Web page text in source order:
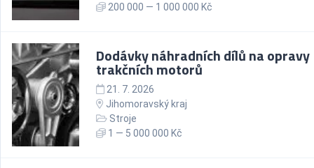
200 000 — 1 000 000 Kč
Dodávky náhradních dílů na opravy
trakčních motorů
21. 7. 2026
Jihomoravský kraj
Stroje
1 — 5 000 000 Kč